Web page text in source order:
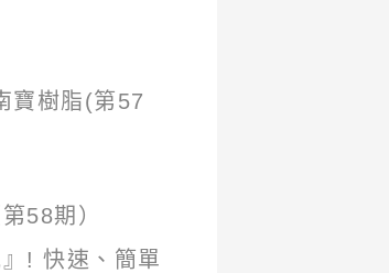
寶樹脂(第57
58期）
! 快速、簡單